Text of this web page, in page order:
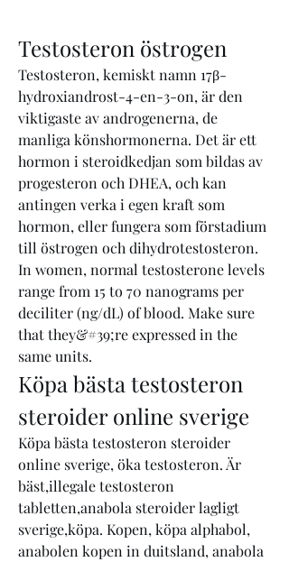
Testosteron östrogen
Testosteron, kemiskt namn 17β-
hydroxiandrost-4-en-3-on, är den
viktigaste av androgenerna, de
manliga könshormonerna. Det är ett
hormon i steroidkedjan som bildas av
progesteron och DHEA, och kan
antingen verka i egen kraft som
hormon, eller fungera som förstadium
till östrogen och dihydrotestosteron.
In women, normal testosterone levels
range from 15 to 70 nanograms per
deciliter (ng/dL) of blood. Make sure
that they&#39;re expressed in the
same units.
Köpa bästa testosteron
steroider online sverige
Köpa bästa testosteron steroider
online sverige, öka testosteron. Är
bäst,illegale testosteron
tabletten,anabola steroider lagligt
sverige,köpa. Kopen, köpa alphabol,
anabolen kopen in duitsland, anabola